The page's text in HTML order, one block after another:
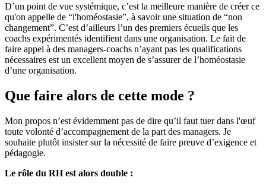
D’un point de vue systémique, c’est la meilleure manière de créer ce
qu'on appelle de “l'homéostasie”, à savoir une situation de “non
changement”. C’est d’ailleurs l’un des premiers écueils que les
coachs expérimentés identifient dans une organisation. Le fait de
faire appel à des managers-coachs n’ayant pas les qualifications
nécessaires est un excellent moyen de s’assurer de l’homéostasie
d’une organisation.
Que faire alors de cette mode ?
Mon propos n’est évidemment pas de dire qu’il faut tuer dans l'œuf
toute volonté d’accompagnement de la part des managers. Je
souhaite plutôt insister sur la nécessité de faire preuve d’exigence et
pédagogie.
Le rôle du RH est alors double :